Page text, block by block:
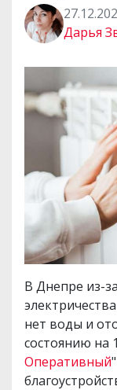
Дарья
В Днепре из-
нет воды и
состоянию на
Оперативный